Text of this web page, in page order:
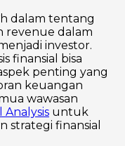
dalam tentang
revenue dalam
investor.
finansial bisa
penting yang
keuangan
wawasan
Analysis untuk
strategi finansial